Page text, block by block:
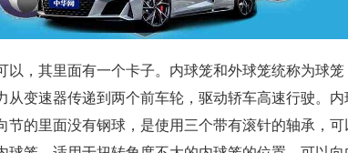
以，其里面有一个卡子。内球笼和外球笼统称为球
从变速器传递到两个前车轮，驱动轿车高速行驶。
节的里面没有钢球，是使用三个带有滚针的轴承，